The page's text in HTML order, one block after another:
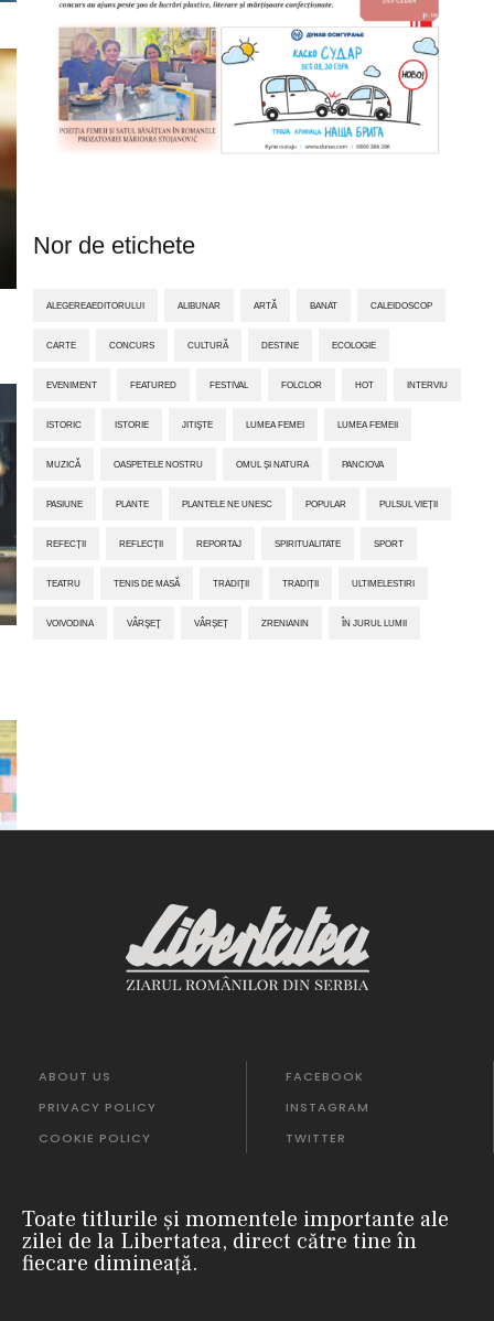
Nor de etichete
ALEGEREAEDITORULUI ALIBUNAR ARTĂ BANAT CALEIDOSCOP
CARTE CONCURS CULTURĂ DESTINE ECOLOGIE
EVENIMENT FEATURED FESTIVAL FOLCLOR HOT INTERVIU
ISTORIC ISTORIE JITIŞTE LUMEA FEMEI LUMEA FEMEII
MUZICĂ OASPETELE NOSTRU OMUL ȘI NATURA PANCIOVA
PASIUNE PLANTE PLANTELE NE UNESC POPULAR PULSUL VIEȚII
REFECȚII REFLECȚII REPORTAJ SPIRITUALITATE SPORT
TEATRU TENIS DE MASĂ TRADIŢII TRADIȚII ULTIMELESTIRI
VOIVODINA VÂRŞEŢ VÂRȘEȚ ZRENIANIN ÎN JURUL LUMII
ABOUT US
PRIVACY POLICY
COOKIE POLICY
FACEBOOK
INSTAGRAM
TWITTER
Toate titlurile și momentele importante ale
zilei de la Libertatea, direct către tine în
fiecare dimineață.